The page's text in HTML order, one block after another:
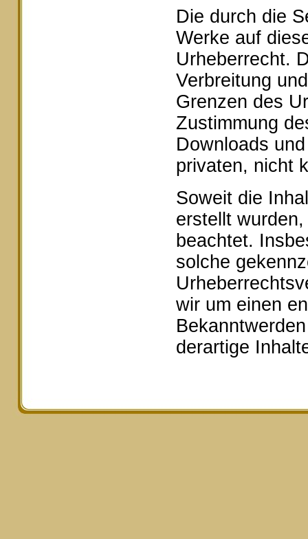
Die durch die
Werke auf
Urheberrecht.
Verbreitung
Grenzen des
Zustimmung
Downloads
privaten, nicht
Soweit die
erstellt
beachtet.
solche
wir um einen
derartige